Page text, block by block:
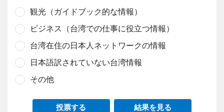
観光（ガイドブック的な情報）
ビジネス（台湾での仕事に役立つ情報）
台湾在住の日本人ネットワークの情報
日本語訳されていない台湾情報
その他
投票する 結果を見る